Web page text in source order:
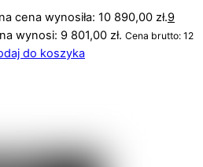
cena wynosiła: 10 890,00 zł.9
wynosi: 9 801,00 zł. Cena brutto: 12
do koszyka